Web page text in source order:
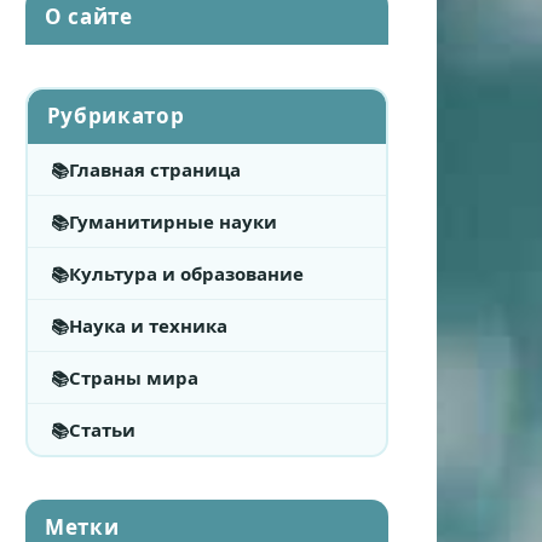
О сайте
Рубрикатор
Главная страница
Гуманитирные науки
Культура и образование
Наука и техника
Страны мира
Статьи
Метки